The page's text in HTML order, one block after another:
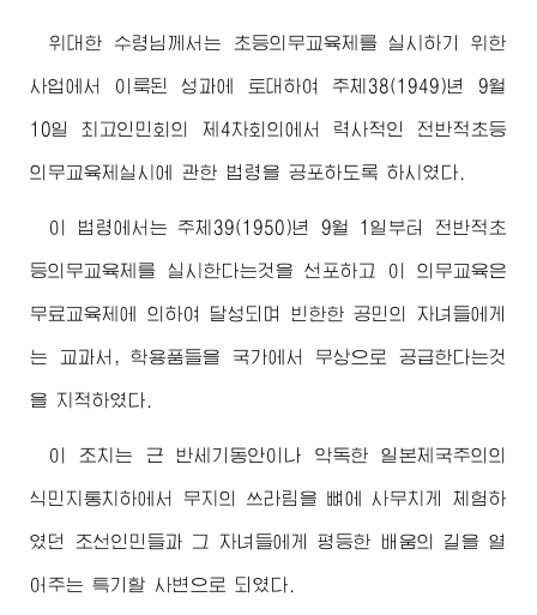
위대한 수령님께서는 초등의무교육제를 실시하기 위한
사업에서 이룩된 성과에 토대하여 주체38(1949)년 9월
10일 최고인민회의 제4차회의에서 력사적인 전반적초등
의무교육제실시에 관한 법령을 공포하도록 하시였다.
이 법령에서는 주체39(1950)년 9월 1일부터 전반적초
등의무교육제를 실시한다는것을 선포하고 이 의무교육은
무료교육제에 의하여 달성되며 빈한한 공민의 자녀들에게
는 교과서, 학용품들을 국가에서 무상으로 공급한다는것
을 지적하였다.
이 조치는 근 반세기동안이나 악독한 일본제국주의의
식민지통치하에서 무지의 쓰라림을 뼈에 사무치게 체험하
였던 조선인민들과 그 자녀들에게 평등한 배움의 길을 열
어주는 특기할 사변으로 되였다.